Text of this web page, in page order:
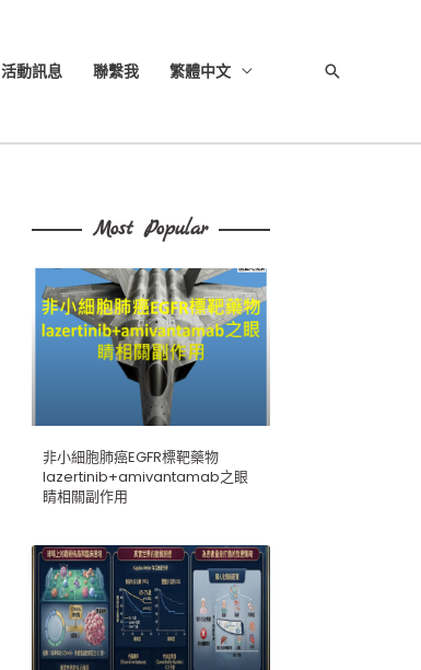
活動訊息 聯繫我 繁體中文
搜
Most Popular
非小細胞肺癌EGFR標靶藥物
lazertinib+amivantamab之眼
睛相關副作用